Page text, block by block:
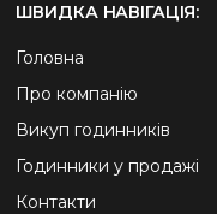
ШВИДКА НАВІГАЦІЯ:
Головна
Про компанію
Викуп годинників
Годинники у продажі
Контакти